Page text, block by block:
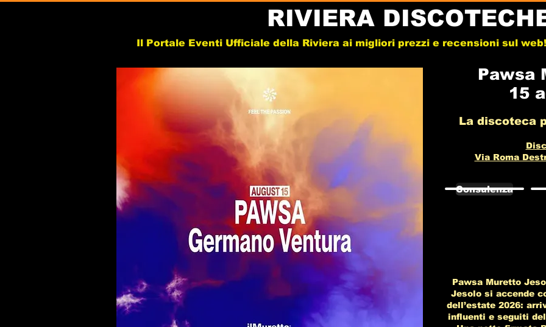
RIVIERA
Il Portale Eventi Ufficiale della Riviera ai migliori prezzi e recensioni sul
Pawsa
15
La discoteca
Via Roma
Consulenza
Pawsa Muretto
Jesolo si accende
dell’estate 2026:
influenti e seguiti